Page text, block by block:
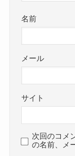
名前
メール
サイト
次回のコメ
の名前、メ